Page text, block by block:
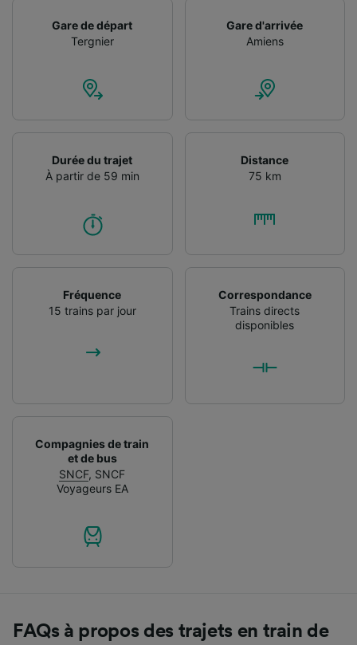
Gare de départ
Tergnier
Gare d'arrivée
Amiens
Durée du trajet
À partir de 59 min
Distance
75 km
Fréquence
15 trains par jour
Correspondance
Trains directs
disponibles
Compagnies de train
et de bus
SNCF, SNCF
Voyageurs EA
FAQs à propos des trajets en train de
Liste de nos partenaires (fournisseurs)